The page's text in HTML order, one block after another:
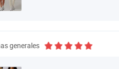
generales